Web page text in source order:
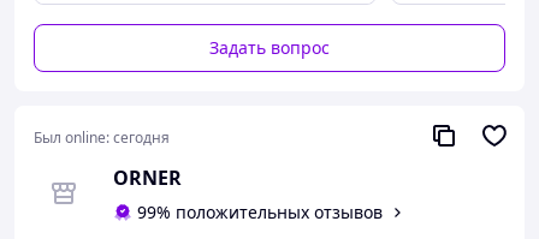
Характеристики:
Размер: 45х75см
Основание: резина
Длина: 750 мм
Ширина: 450 мм
Задать вопрос
Был online:сегодня
ORNER
99% положительных отзывов